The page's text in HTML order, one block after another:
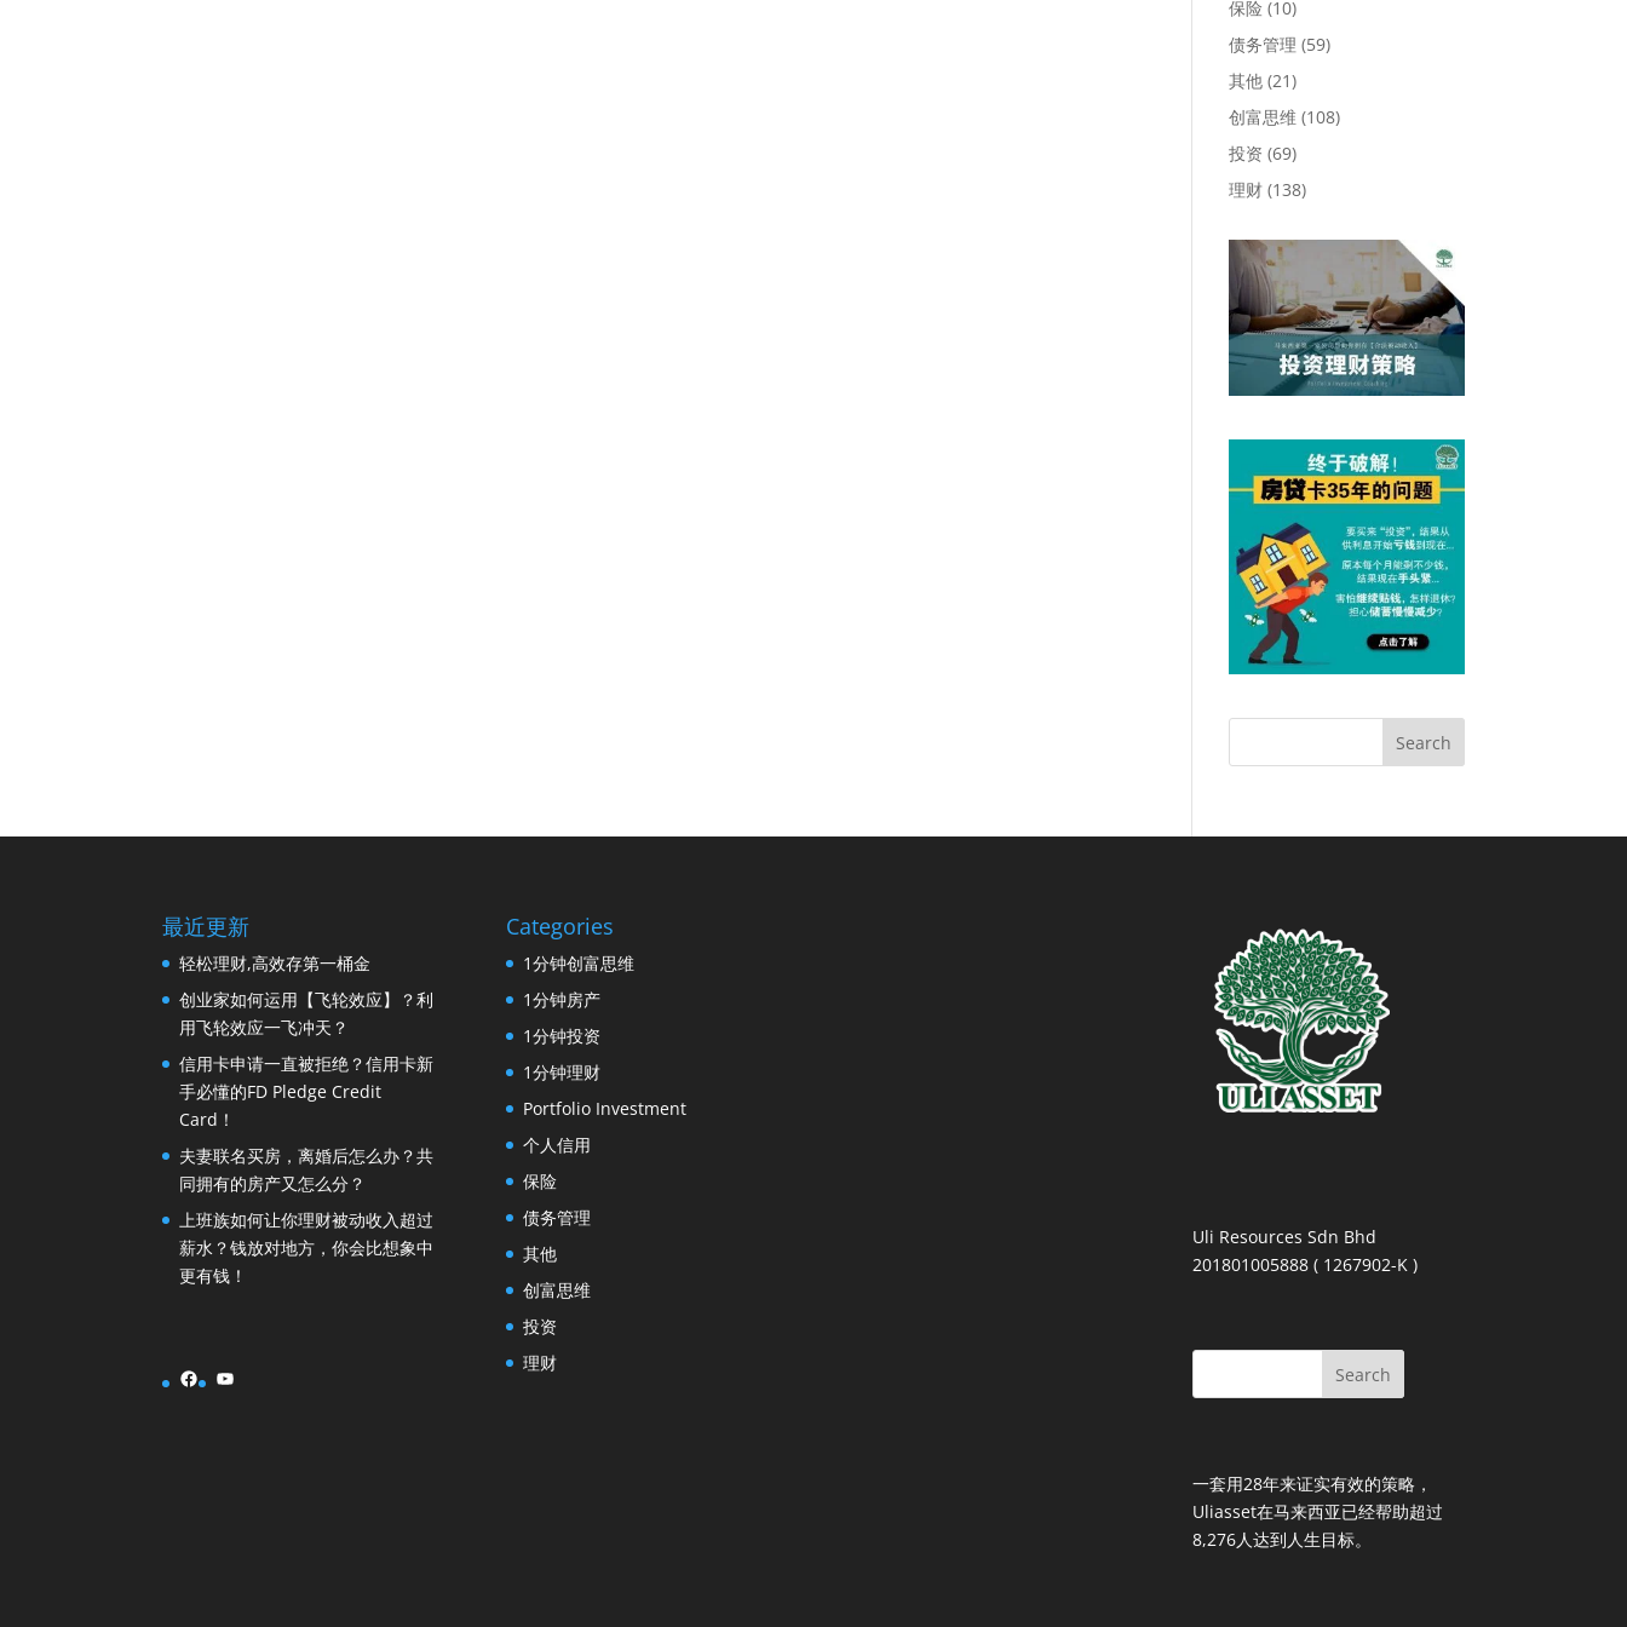
保险 (10)
债务管理 (59)
其他 (21)
创富思维 (108)
投资 (69)
理财 (138)
最近更新
轻松理财,高效存第一桶金
创业家如何运用【飞轮效应】？利
用飞轮效应一飞冲天？
信用卡申请一直被拒绝？信用卡新
手必懂的FD Pledge Credit
Card！
夫妻联名买房，离婚后怎么办？共
同拥有的房产又怎么分？
上班族如何让你理财被动收入超过
薪水？钱放对地方，你会比想象中
更有钱！
Facebook
YouTube
Categories
1分钟创富思维
1分钟房产
1分钟投资
1分钟理财
Portfolio Investment
个人信用
保险
债务管理
其他
创富思维
投资
理财
Uli Resources Sdn Bhd
201801005888 ( 1267902-K )
一套用28年来证实有效的策略，
Uliasset在马来西亚已经帮助超过
8,276人达到人生目标。